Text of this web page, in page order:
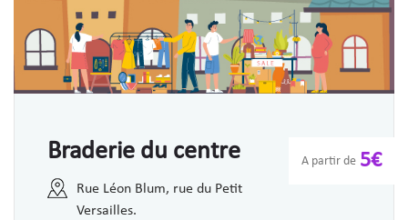
Braderie du centre
Rue Léon Blum, rue du Petit
Versailles.
A partir de 5€